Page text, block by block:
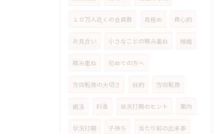
１０万人近くの会員数 見極め 良心的
お見合い 小さなことの積み重ね 結婚
積み重ね 初めての方へ
方向転換の大切さ 目的 方向転換
婚活 料金 状況打開のヒント 案内
状況打開 子持ち 当たり前の出来事